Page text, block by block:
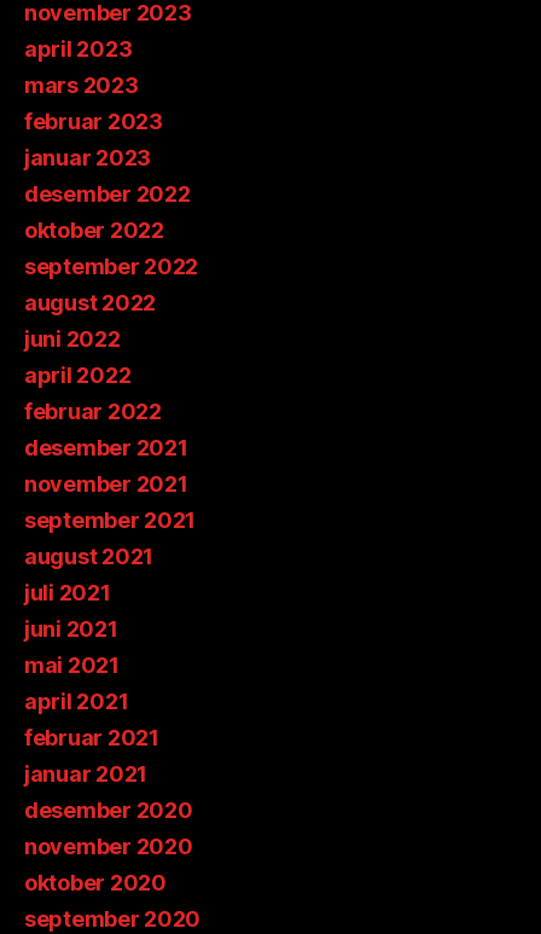
november 2023
april 2023
mars 2023
februar 2023
januar 2023
desember 2022
oktober 2022
september 2022
august 2022
juni 2022
april 2022
februar 2022
desember 2021
november 2021
september 2021
august 2021
juli 2021
juni 2021
mai 2021
april 2021
februar 2021
januar 2021
desember 2020
november 2020
oktober 2020
september 2020